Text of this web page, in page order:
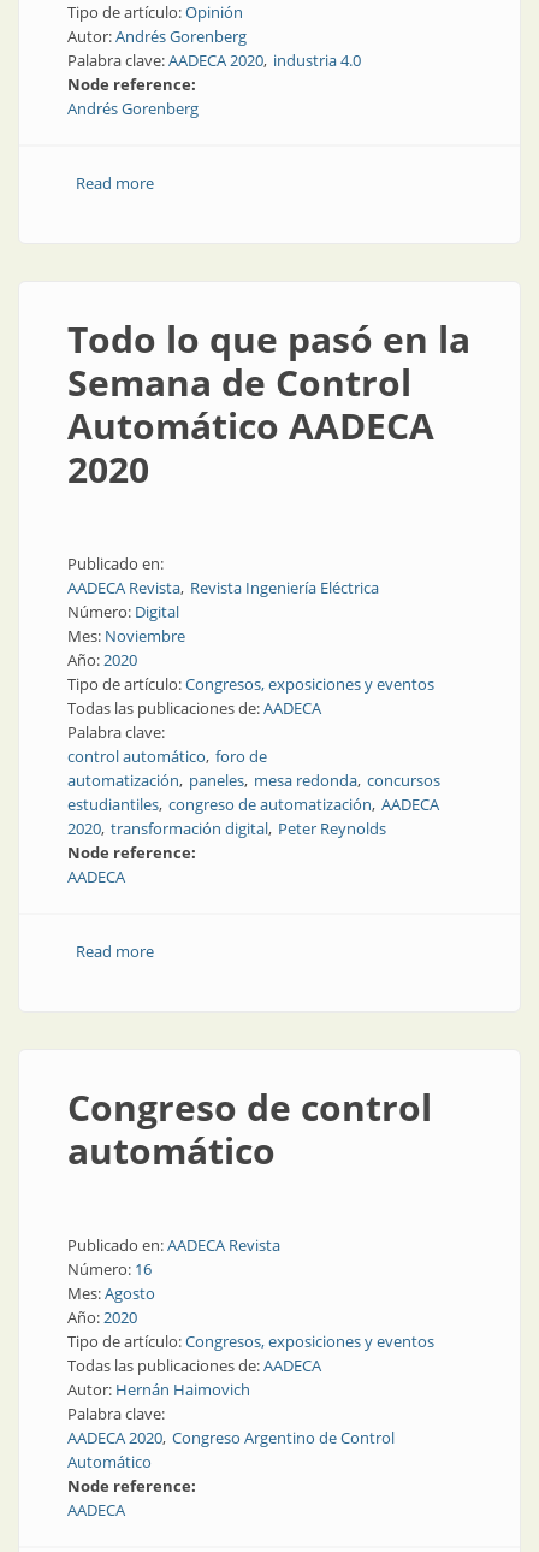
Tipo de artículo:Opinión
Autor:Andrés Gorenberg
Palabra clave:AADECA 2020 industria 4.0
Node reference:
Andrés Gorenberg
Read moreabout AADECA 2020, ¿qué aprendimos y qué
Todo lo que pasó en la
Semana de Control
Automático AADECA
2020
Publicado en:
AADECA Revista Revista Ingeniería Eléctrica
Número: Digital
Mes: Noviembre
Año:2020
Tipo de artículo:Congresos, exposiciones y eventos
Todas las publicaciones de:AADECA
Palabra clave:
control automático foro de
automatización paneles mesa redonda concursos
estudiantiles congreso de automatización AADECA
2020 transformación digital Peter Reynolds
Node reference:
AADECA
Read moreabout Todo lo que pasó en la Semana de Control
Congreso de control
automático
Publicado en:AADECA Revista
Número: 16
Mes:Agosto
Año:2020
Tipo de artículo:Congresos, exposiciones y eventos
Todas las publicaciones de:AADECA
Autor: Hernán Haimovich
Palabra clave:
AADECA 2020 Congreso Argentino de Control
Automático
Node reference:
AADECA